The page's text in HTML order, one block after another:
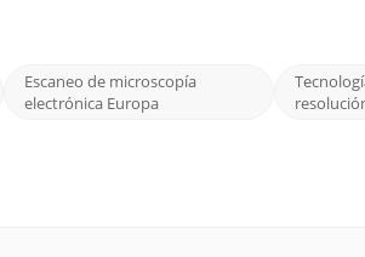
Escaneo de microscopía
electrónica Europa